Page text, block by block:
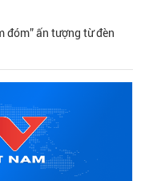
đóm” ấn tượng từ đèn